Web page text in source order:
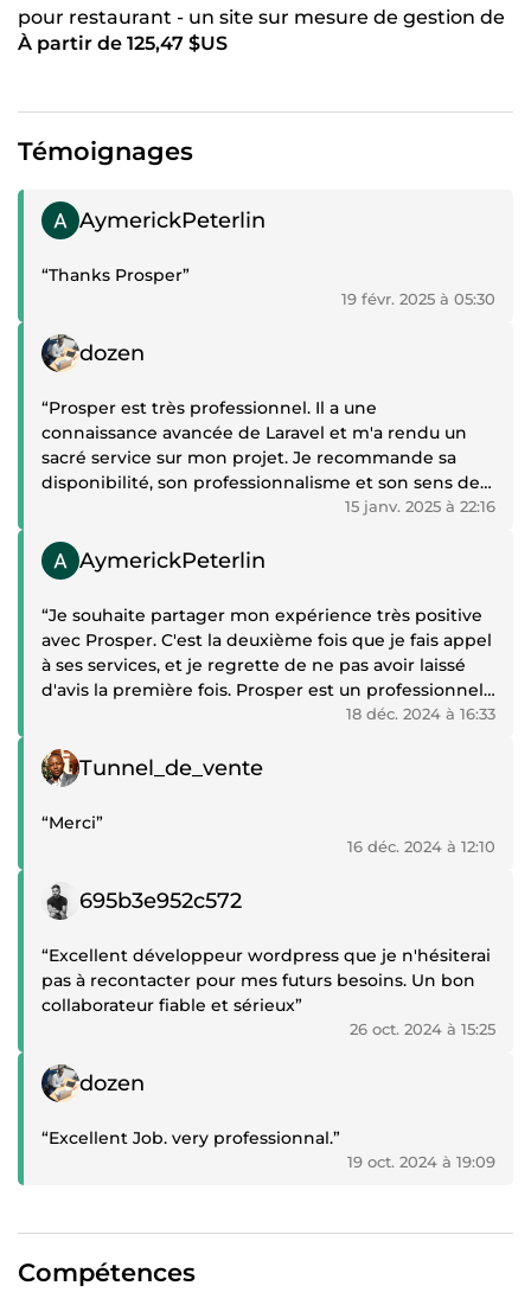
pour restaurant - un site sur mesure de gestion de
restaurant
À partir de 125,47 $US
Témoignages
Témoignage positif
AymerickPeterlin
“Thanks Prosper”
19 févr. 2025 à 05:30
Témoignage positif
dozen
“Prosper est très professionnel. Il a une
connaissance avancée de Laravel et m'a rendu un
sacré service sur mon projet. Je recommande sa
disponibilité, son professionnalisme et son sens de
15 janv. 2025 à 22:16
Témoignage positif
AymerickPeterlin
“Je souhaite partager mon expérience très positive
avec Prosper. C'est la deuxième fois que je fais appel
à ses services, et je regrette de ne pas avoir laissé
d'avis la première fois. Prosper est un professionnel
à l'écoute, patient et très disponible. Il met tout en
dépasse systématiquement les attentes. Sa fiabilité
et son professionnalisme en font un partenaire de
confiance que je recommande chaleureusement.”
18 déc. 2024 à 16:33
Témoignage positif
Tunnel_de_vente
“Merci”
16 déc. 2024 à 12:10
Témoignage positif
695b3e952c572
“Excellent développeur wordpress que je n'hésiterai
pas à recontacter pour mes futurs besoins. Un bon
collaborateur fiable et sérieux”
26 oct. 2024 à 15:25
Témoignage positif
dozen
“Excellent Job. very professionnal.”
19 oct. 2024 à 19:09
Compétences